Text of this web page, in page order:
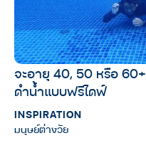
จะอายุ 40, 50 หรือ 60+ ก็ยังไม่สายที่จะเรียน
ดำน้ำแบบฟรีไดฟ์
INSPIRATION
มนุษย์ต่างวัย